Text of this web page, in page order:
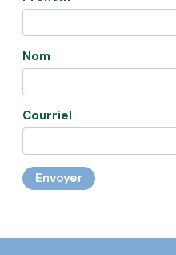
Nom
Courriel
Envoyer